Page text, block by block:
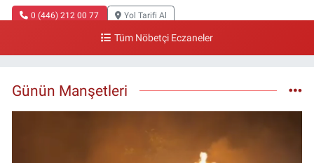
0 (446) 212 00 77 Yol Tarifi Al
Gazi Eczanesi
0 (446) 212 10 20
Tüm Nöbetçi Eczaneler
Günün Manşetleri